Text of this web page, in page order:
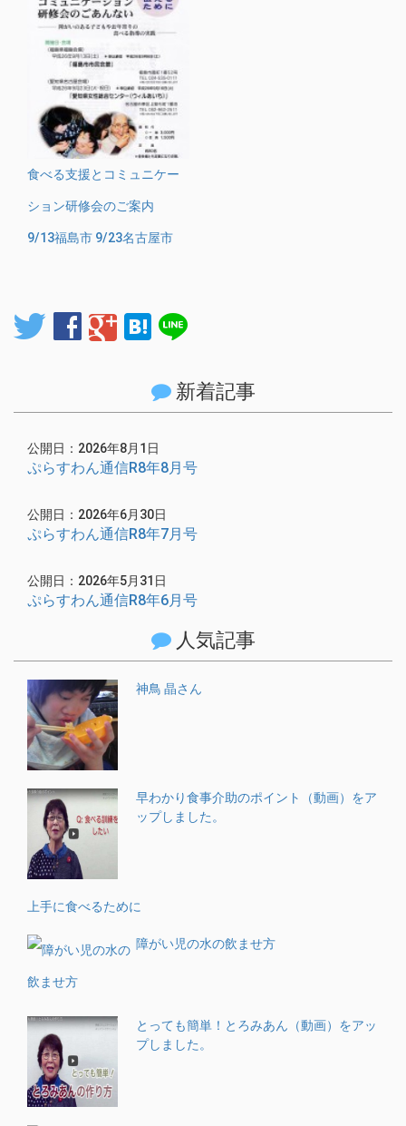
食べる支援とコミュニケー
ション研修会のご案内
9/13福島市 9/23名古屋市
twitterfacebookgooglehatenabookmarkline
新着記事
公開日：2026年8月1日
ぷらすわん通信R8年8月号
公開日：2026年6月30日
ぷらすわん通信R8年7月号
公開日：2026年5月31日
ぷらすわん通信R8年6月号
人気記事
神鳥 晶さん
早わかり食事介助のポイント（動画）をア
ップしました。
上手に食べるために
障がい児の水の飲ませ方
とっても簡単！とろみあん（動画）をアッ
プしました。